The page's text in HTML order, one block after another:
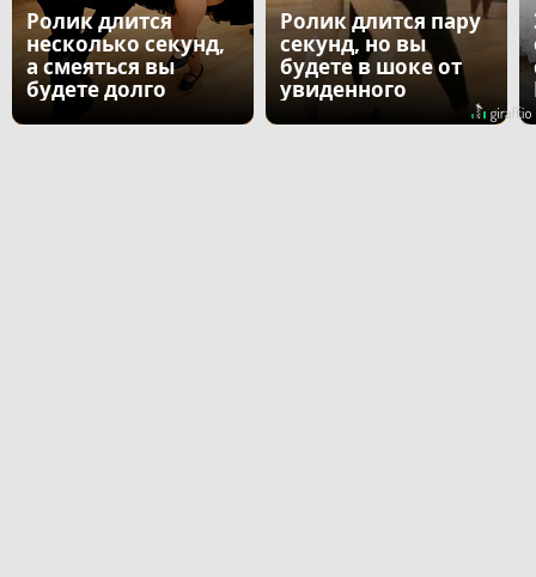
Ролик длится
несколько секунд,
а смеяться вы
будете долго
Ролик длится пару
секунд, но вы
будете в шоке от
увиденного